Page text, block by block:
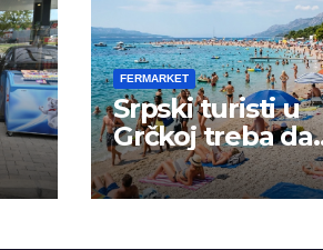
FERMARKET
Srpski turisti u
Grčkoj treba da
budu na oprezu